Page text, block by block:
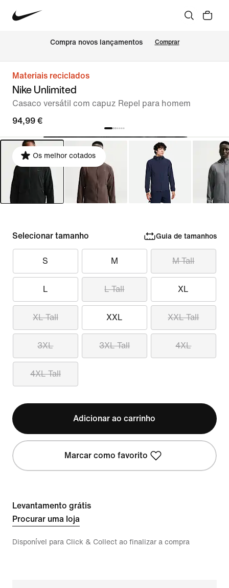
Compra novos lançamentos Comprar
Materiais reciclados
Nike Unlimited
Casaco versátil com capuz Repel para homem
94,99 €
Os melhor cotados
Selecionar tamanho Guia de tamanhos
S M M Tall
L L Tall XL
XL Tall XXL XXL Tall
3XL 3XL Tall 4XL
4XL Tall
Adicionar ao carrinho
Marcar como favorito
Levantamento grátis
Procurar uma loja
Disponível para Click & Collect ao finalizar a compra